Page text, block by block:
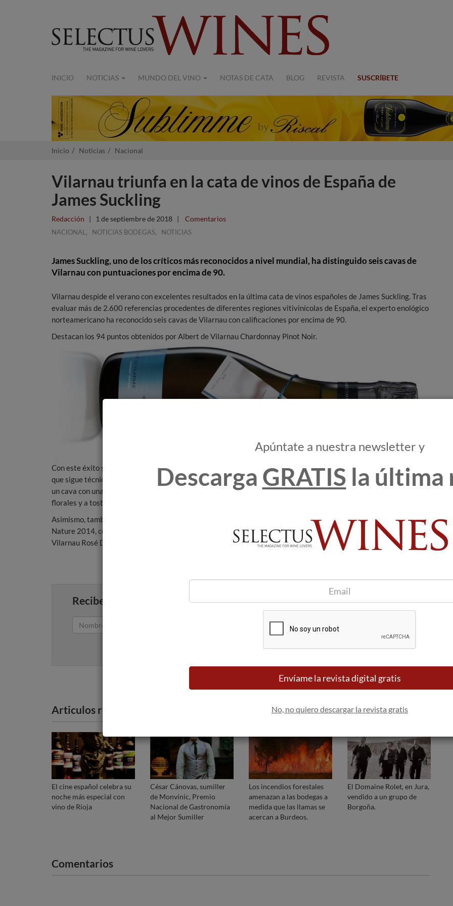
INICIO NOTICIAS MUNDO DEL VINO NOTAS DE CATA BLOG REVISTA SUSCRÍBETE
Inicio Noticias Nacional
Vilarnau triunfa en la cata de vinos de España de
James Suckling
Redacción | 1 de septiembre de 2018 | Comentarios
NACIONAL , NOTICIAS BODEGAS, NOTICIAS
James Suckling, uno de los críticos más reconocidos a nivel mundial, ha distinguido seis cavas de
Vilarnau con puntuaciones por encima de 90.
Vilarnau despide el verano con excelentes resultados en la última cata de vinos españoles de James Suckling. Tras
evaluar más de 2.600 referencias procedentes de diferentes regiones vitivinícolas de España, el experto enológico
norteamericano ha reconocido seis cavas de Vilarnau con calificaciones por encima de 90.
Destacan los 94 puntos obtenidos por Albert de Vilarnau Chardonnay Pinot Noir.
Con este éxito se reconoce la calidad de este cava elaborado a partir de las variedades Chardonnay y Pinot Noir,
que sigue técnicas de elaboración artesanal. Tras una crianza en botella de 80 meses sobre sus lías, el resultado es
un cava con unas características especiales, propias de los grandes cavas, con un color amarillo brillante, aromas
florales y a tostados y una boca fina, elegante, seca y agradable.
Asimismo, también han cosechado excelentes resultados Vilarnau Gran Reserva Vintage 2012 y Vilarnau Brut
Nature 2014, con 93 y 92 puntos respectivamente. Completan estas calificaciones Vilarnau Brut Reserva,
Vilarnau Rosé Delicat y Els Capricis de Vilarnau Xarel.lo Castanyer con 90 puntos.
Recibe artículos como este en tu bandeja de entrada
100% seguro. Nunca te enviaremos
spam.
Articulos recomendados
El cine español celebra su
noche más especial con
vino de Rioja
César Cánovas, sumiller
de Monvínic, Premio
Nacional de Gastronomía
al Mejor Sumiller
Los incendios forestales
amenazan a las bodegas a
medida que las llamas se
acercan a Burdeos.
El Domaine Rolet, en Jura,
vendido a un grupo de
Borgoña.
Comentarios
Apúntate a nuestra newsletter y
Descarga GRATIS la última
Envíame la revista digital gratis
No, no quiero descargar la revista gratis